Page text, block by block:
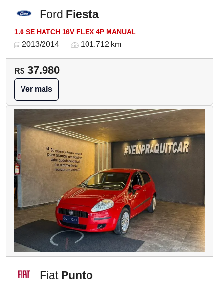
Ford Fiesta
1.6 SE HATCH 16V FLEX 4P MANUAL
2013/2014 101.712 km
R$ 37.980
Ver mais
Fiat Punto